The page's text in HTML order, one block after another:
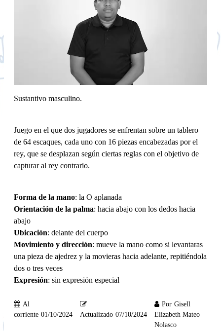
Sustantivo masculino.
Juego en el que dos jugadores se enfrentan sobre un tablero
de 64 escaques, cada uno con 16 piezas encabezadas por el
rey, que se desplazan según ciertas reglas con el objetivo de
capturar al rey contrario.
Forma de la mano: la O aplanada
Orientación de la palma: hacia abajo con los dedos hacia
abajo
Ubicación: delante del cuerpo
Movimiento y dirección: mueve la mano como si levantaras
una pieza de ajedrez y la movieras hacia adelante, repitiéndola
dos o tres veces
Expresión: sin expresión especial
Al
corriente 01/10/2024 Actualizado 07/10/2024
Por Gisell
Elizabeth Mateo
Nolasco